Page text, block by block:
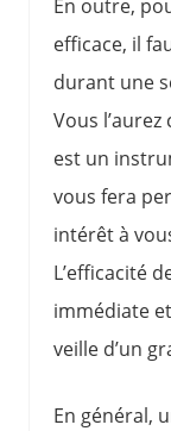
En outre,
efficace, il
durant une
Vous
est un
vous fera
intérêt à
L’efficacité
immédiate
veille d’un
En général,